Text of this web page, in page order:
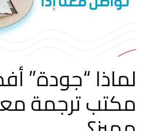
لماذا “جودة”
مكتب ترجمة